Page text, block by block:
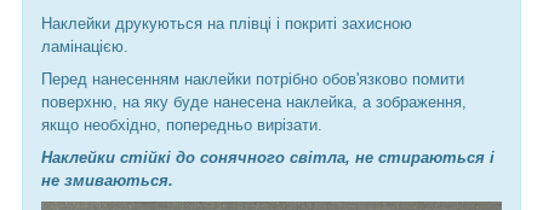
Наклейки друкуються на плівці і покриті захисною
ламінацією.
Перед нанесенням наклейки потрібно обов'язково помити
поверхню, на яку буде нанесена наклейка, а зображення,
якщо необхідно, попередньо вирізати.
Наклейки стійкі до сонячного світла, не стираються і
не змиваються.